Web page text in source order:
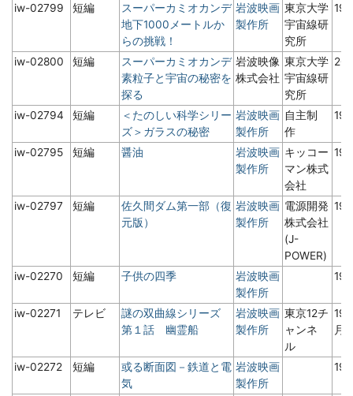
iw-02799 短編
スーパーカミオカンデ
地下1000メートルか
らの挑戦！
岩波映画
製作所
東京大学
宇宙線研
究所
iw-02800 短編
スーパーカミオカンデ
素粒子と宇宙の秘密を
探る
岩波映像
株式会社
東京大学
宇宙線研
究所
iw-02794 短編
＜たのしい科学シリー
ズ＞ガラスの秘密
岩波映画
製作所
自主制
作
iw-02795 短編 醤油
岩波映画
製作所
キッコー
マン株式
会社
iw-02797 短編
佐久間ダム第一部（復
元版）
岩波映画
製作所
電源開発
株式会社
(J-
POWER)
iw-02270 短編 子供の四季
岩波映画
製作所
iw-02271 テレビ
謎の双曲線シリーズ
第１話 幽霊船
岩波映画
製作所
東京12チ
ャンネ
ル
月
iw-02272 短編
或る断面図－鉄道と電
気
岩波映画
製作所